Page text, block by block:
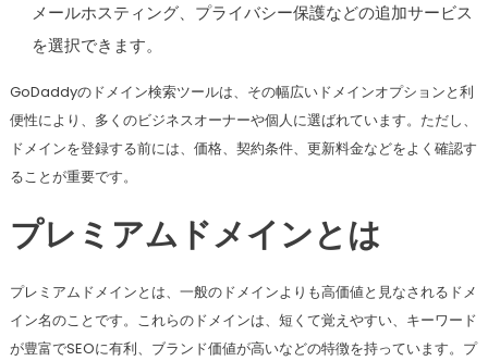
メールホスティング、プライバシー保護などの追加サービス
を選択できます。
GoDaddyのドメイン検索ツールは、その幅広いドメインオプションと利
便性により、多くのビジネスオーナーや個人に選ばれています。ただし、
ドメインを登録する前には、価格、契約条件、更新料金などをよく確認す
ることが重要です。
プレミアムドメインとは
プレミアムドメインとは、一般のドメインよりも高価値と見なされるドメ
イン名のことです。これらのドメインは、短くて覚えやすい、キーワード
が豊富でSEOに有利、ブランド価値が高いなどの特徴を持っています。プ